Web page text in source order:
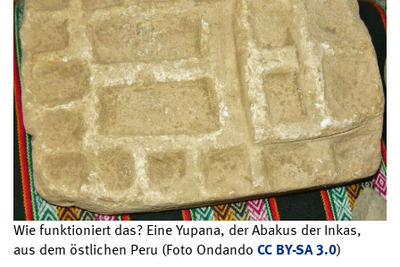
Wie funktioniert das? Eine Yupana, der Abakus der Inkas,
aus dem östlichen Peru (Foto Ondando CC BY-SA 3.0)